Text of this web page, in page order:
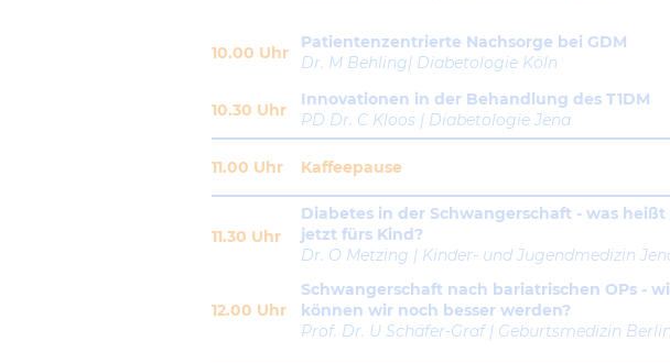
10.00 Uhr
Patientenzentrierte Nachsorge bei GDM
Dr. M Behling| Diabetologie Köln
10.30 Uhr
Innovationen in der Behandlung des T1DM
PD Dr. C Kloos | Diabetologie Jena
11.00 Uhr Kaffeepause
11.30 Uhr
Diabetes in der Schwangerschaft - was heißt
jetzt fürs Kind?
Dr. O Metzing | Kinder- und Jugendmedizin
12.00 Uhr
Schwangerschaft nach bariatrischen OPs -
können wir noch besser werden?
Prof. Dr. U Schäfer-Graf | Geburtsmedizin Berlin